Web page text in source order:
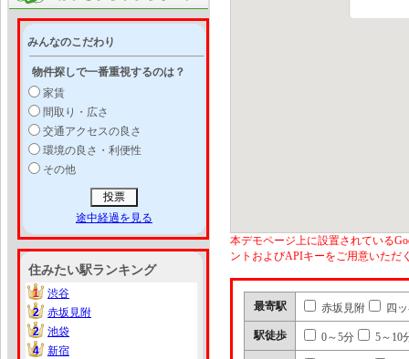
みんなのこだわり
物件探しで一番重視するのは？
家賃
間取り・広さ
交通アクセスの良さ
環境の良さ・利便性
その他
途中経過を見る
住みたい駅ランキング
1
1
渋谷
2
2
赤坂見附
2
2
池袋
4
4
新宿
本デモページ上に設置されている
ントおよびAPIキーをご用意いただ
最寄駅 赤坂見附 四
駅徒歩 0～5分 5～10